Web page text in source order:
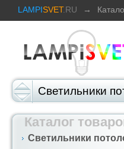
LAMPISVET.RU →
Светильники
Светильники
Каталог
Светильники